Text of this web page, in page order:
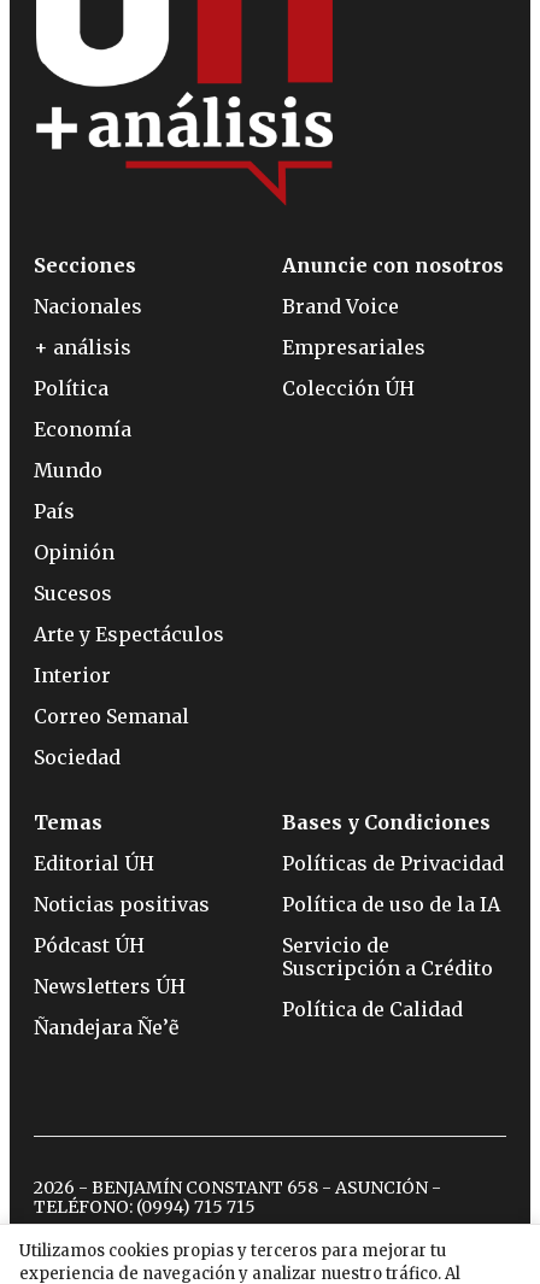
Utilizamos cookies propias y terceros para mejorar tu
experiencia de navegación y analizar nuestro tráfico. Al
Secciones
Nacionales
+ análisis
Política
Economía
Mundo
País
Opinión
Sucesos
Arte y Espectáculos
Interior
Correo Semanal
Sociedad
Anuncie con nosotros
Brand Voice
Empresariales
Colección ÚH
Temas
Editorial ÚH
Noticias positivas
Pódcast ÚH
Newsletters ÚH
Ñandejara Ñe’ẽ
Bases y Condiciones
Políticas de Privacidad
Política de uso de la IA
Servicio de
Suscripción a Crédito
Política de Calidad
2026 - BENJAMÍN CONSTANT 658 - ASUNCIÓN -
TELÉFONO: (0994) 715 715